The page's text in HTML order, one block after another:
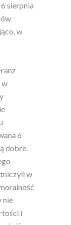
sierpnia
w
w
6
dobre.
w
nie
i